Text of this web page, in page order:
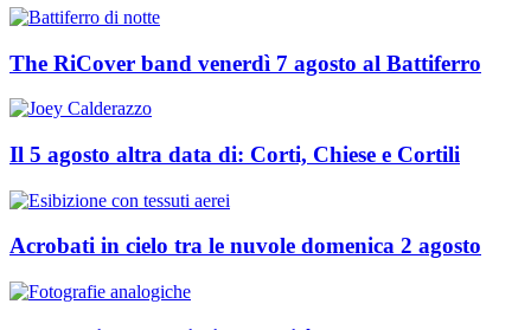
The RiCover band venerdì 7 agosto al Battiferro
Il 5 agosto altra data di: Corti, Chiese e Cortili
Acrobati in cielo tra le nuvole domenica 2 agosto